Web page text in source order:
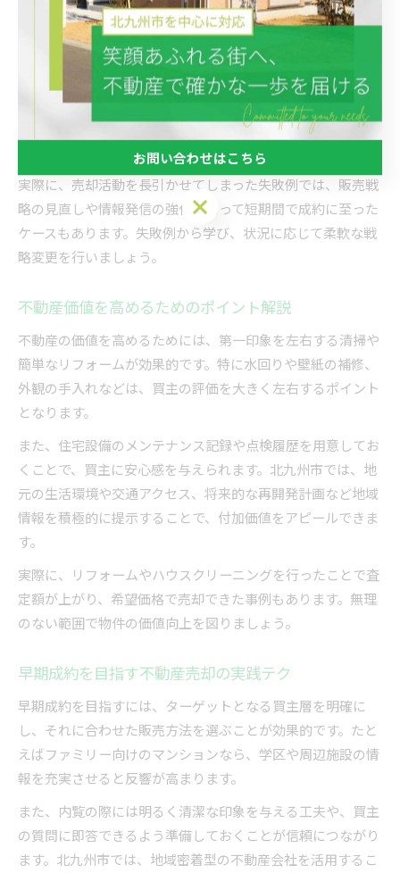
周辺環境への買主の関心が高いため、これらの情報を正確か
つ魅力的に伝える工夫が必要です。
また、売却を急ぐ場合でも、安易な価格下げは避け、段階的
な値下げやキャンペーン活用など柔軟な対応が有効です。不
動産会社と密に連絡を取り、定期的な販売状況の確認や改善
提案を受け入れる姿勢も成功へのポイントとなります。
実際に、売却活動を長引かせてしまった失敗例では、販売戦
略の見直しや情報発信の強化によって短期間で成約に至った
ケースもあります。失敗例から学び、状況に応じて柔軟な戦
略変更を行いましょう。
不動産価値を高めるためのポイント解説
不動産の価値を高めるためには、第一印象を左右する清掃や
簡単なリフォームが効果的です。特に水回りや壁紙の補修、
外観の手入れなどは、買主の評価を大きく左右するポイント
となります。
また、住宅設備のメンテナンス記録や点検履歴を用意してお
くことで、買主に安心感を与えられます。北九州市では、地
元の生活環境や交通アクセス、将来的な再開発計画など地域
情報を積極的に提示することで、付加価値をアピールできま
す。
実際に、リフォームやハウスクリーニングを行ったことで査
定額が上がり、希望価格で売却できた事例もあります。無理
のない範囲で物件の価値向上を図りましょう。
早期成約を目指す不動産売却の実践テク
早期成約を目指すには、ターゲットとなる買主層を明確に
し、それに合わせた販売方法を選ぶことが効果的です。たと
えばファミリー向けのマンションなら、学区や周辺施設の情
報を充実させると反響が高まります。
また、内覧の際には明るく清潔な印象を与える工夫や、買主
の質問に即答できるよう準備しておくことが信頼につながり
ます。北九州市では、地域密着型の不動産会社を活用するこ
お問い合わせはこちら
お問い合わせはこちら